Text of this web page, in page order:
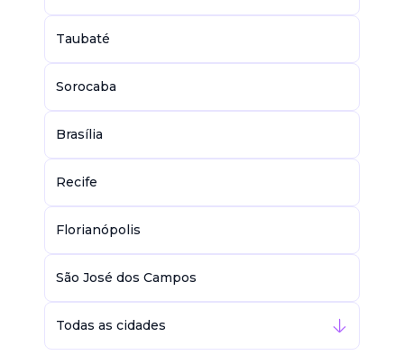
Taubaté
Sorocaba
Brasília
Recife
Florianópolis
São José dos Campos
Todas as cidades